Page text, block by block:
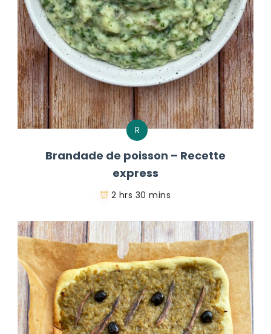
R
Brandade de poisson – Recette
express
2 hrs 30 mins